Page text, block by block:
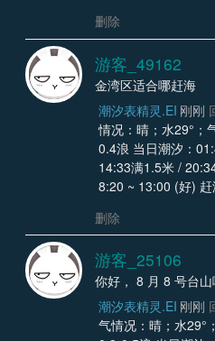
删除
游客_49162
金湾区适合哪赶海
潮汐表精灵.EI 刚刚
情况：晴；水29°；
0.4浪 当日潮汐：
14:33满1.5米 /
8:20 ~ 13:00 (好) 赶
删除
游客_25106
你好， 8 月 8 号台
潮汐表精灵.EI 刚刚
气情况：晴；水29°